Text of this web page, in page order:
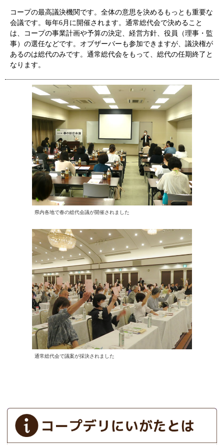
コープの最高議決機関です。全体の意思を決めるもっとも重要な
会議です。毎年6月に開催されます。通常総代会で決めること
は、コープの事業計画や予算の決定、経営方針、役員（理事・監
事）の選任などです。オブザーバーも参加できますが、議決権が
あるのは総代のみです。通常総代会をもって、総代の任期終了と
なります。
県内各地で春の総代会議が開催されました
通常総代会で議案が採決されました